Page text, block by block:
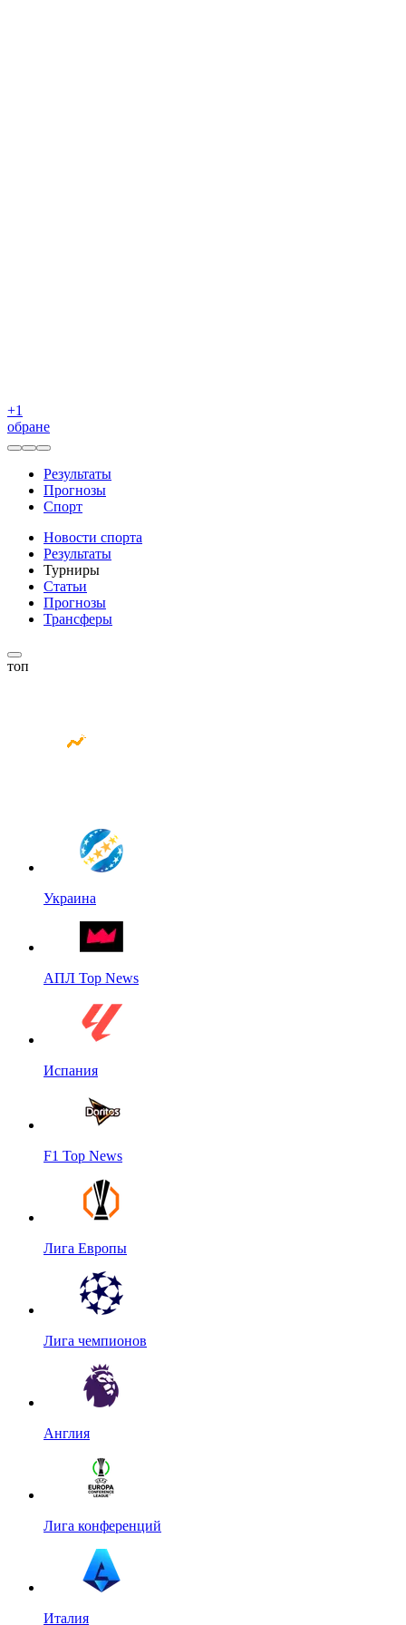
+1
обране
Результаты
Прогнозы
Спорт
Новости спорта
Результаты
Турниры
Статьи
Прогнозы
Трансферы
топ
Украина
АПЛ Top News
Испания
F1 Top News
Лига Европы
Лига чемпионов
Англия
Лига конференций
Италия